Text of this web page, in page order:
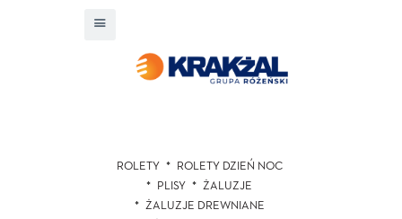
ROLETY
ROLETY DZIEŃ NOC
PLISY
ŻALUZJE
ŻALUZJE DREWNIANE